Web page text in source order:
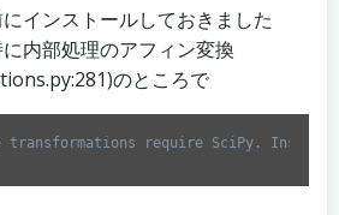
インストールしておきました
内部処理のアフィン変換
のところで
transformations require SciPy. Install